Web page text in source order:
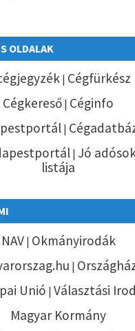
OLDALAK
| Cégfürkész
Cégkereső | Céginfo
|
| Jó
listája
NAV| Okmányirodák
|
Unió | Választási
Magyar Kormány